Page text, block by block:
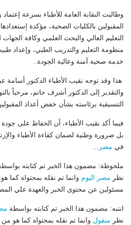
وطالبت النقابة العامة للأطباء بسرعة
المقبولين بالكليات الصحية، مؤكدة
التعليم العالي والبحث العلمي وكافة
منظومة التعليم والتدريب الطبي، وإعداد
خدمة صحية آمنة وعالية الجودة..
هذا وقد توجه نقيب الأطباء الدكتور أسامة
والتقدير إلى الدكتور أشرف حاتم، مرحباً
التنسيقية برئاسته بشأن خفض أعداد
فيما أكد نقيب الأطباء، أن الحفاظ على جودة
بل ضرورة وطنية لضمان كفاءة الأطباء
في مصر ...
ملحوظة: مضمون هذا الخبر تم كتابته
نظر مصر اليوم وانما تم نقله بمحتواه كما
مسئولين عن محتوى الخبر والعهدة علي
انتبه: مضمون هذا الخبر تم كتابته بواسطة
نظر منقول وانما تم نقله بمحتواه كما هو من